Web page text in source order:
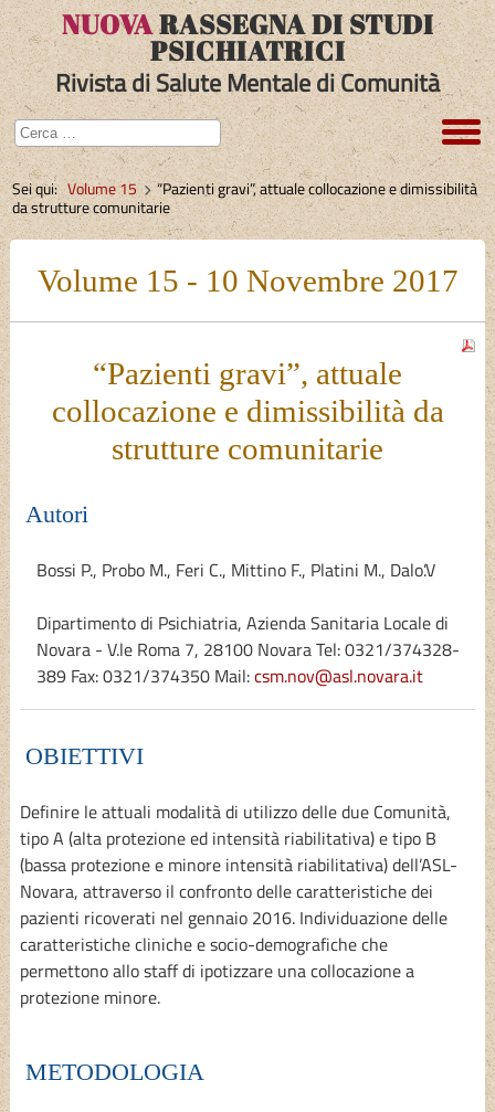
NUOVARASSEGNA DI STUDI
PSICHIATRICI
Rivista di Salute Mentale di Comunità
Sei qui:Volume 15
“Pazienti gravi”, attuale collocazione e dimissibilità
da strutture comunitarie
Volume 15 - 10 Novembre 2017
“Pazienti gravi”, attuale
collocazione e dimissibilità da
strutture comunitarie
Autori
Bossi P., Probo M., Feri C., Mittino F., Platini M., Dalo’.V
Dipartimento di Psichiatria, Azienda Sanitaria Locale di
Novara - V.le Roma 7, 28100 Novara Tel: 0321/374328-
389 Fax: 0321/374350 Mail:csm.nov@asl.novara.it
OBIETTIVI
Definire le attuali modalità di utilizzo delle due Comunità,
tipo A (alta protezione ed intensità riabilitativa) e tipo B
(bassa protezione e minore intensità riabilitativa) dell’ASL-
Novara, attraverso il confronto delle caratteristiche dei
pazienti ricoverati nel gennaio 2016. Individuazione delle
caratteristiche cliniche e socio-demografiche che
permettono allo staff di ipotizzare una collocazione a
protezione minore.
METODOLOGIA